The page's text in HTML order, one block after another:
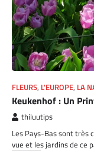
FLEURS, L'EUROPE, LA
Keukenhof : Un
thiluutips
Les Pays-Bas sont très
vue et les jardins de ce